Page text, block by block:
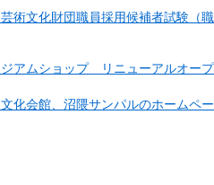
術文化財団職員採用候補者試験（
アムショップ リニューアルオープ
化会館、沼隈サンパルのホームペ